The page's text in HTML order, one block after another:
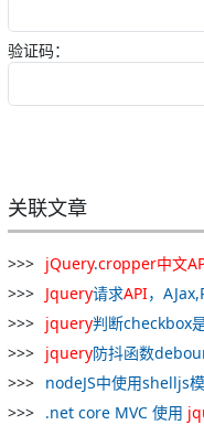
验证码：
关联文章
jQuery.cropper中文
Jquery请求API，
jquery判断checkbox
jquery防抖函数
nodeJS中使用shelljs
.net core MVC 使用